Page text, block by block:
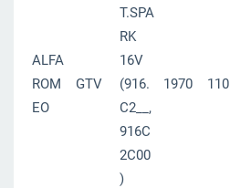
ALFA
ROM
EO
GTV
T.SPA
RK
16V
(916.
C2__,
916C
2C00
)
1970 110